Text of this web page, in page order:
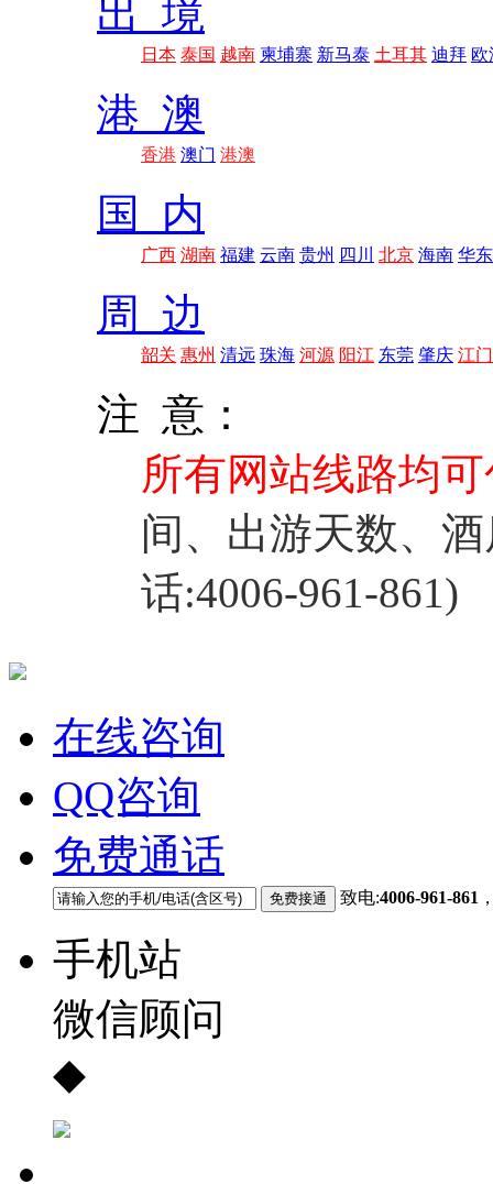
出 境
日本 泰国 越南 柬埔寨 新马泰 土耳其 迪拜 欧
港 澳
香港 澳门 港澳
国 内
广西 湖南 福建 云南 贵州 四川 北京 海南 华东
周 边
韶关 惠州 清远 珠海 河源 阳江 东莞 肇庆 江门
注 意：
所有网站线路均
间、出游天数、
话:4006-961-861)
在线咨询
QQ咨询
免费通话
致电:4006-961-861
手机站
微信顾问
◆